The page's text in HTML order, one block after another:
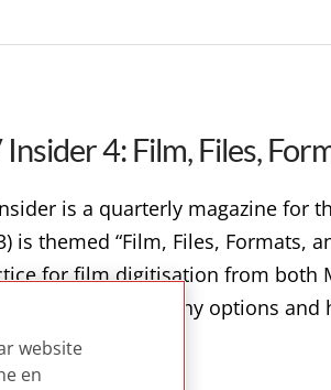
Insider 4: Film, Files,
is a quarterly magazine for
is themed “Film, Files, Formats,
for film digitisation from both
both looked at many options and
more
website
en